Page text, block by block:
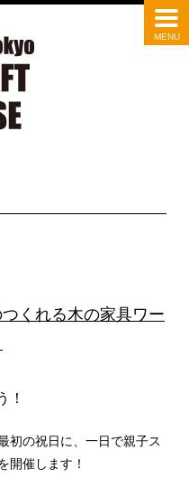
くれる木の家具ワー
！
初の祝日に、一日で親子ス
開催します！